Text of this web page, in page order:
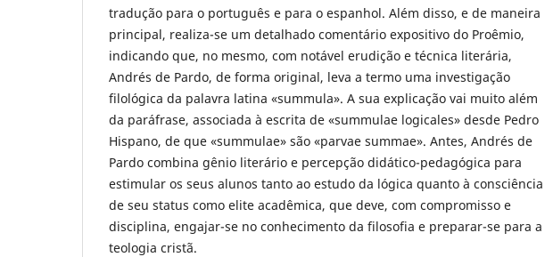
tradução para o português e para o espanhol. Além disso, e de maneira
principal, realiza-se um detalhado comentário expositivo do Proêmio,
indicando que, no mesmo, com notável erudição e técnica literária,
Andrés de Pardo, de forma original, leva a termo uma investigação
filológica da palavra latina «summula». A sua explicação vai muito além
da paráfrase, associada à escrita de «summulae logicales» desde Pedro
Hispano, de que «summulae» são «parvae summae». Antes, Andrés de
Pardo combina gênio literário e percepção didático-pedagógica para
estimular os seus alunos tanto ao estudo da lógica quanto à consciência
de seu status como elite acadêmica, que deve, com compromisso e
disciplina, engajar-se no conhecimento da filosofia e preparar-se para a
teologia cristã.